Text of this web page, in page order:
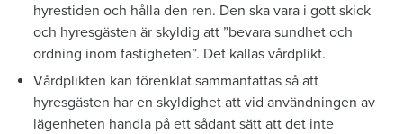
hyrestiden och hålla den ren. Den ska vara i gott skick
och hyresgästen är skyldig att ”bevara sundhet och
ordning inom fastigheten”. Det kallas vårdplikt.
Vårdplikten kan förenklat sammanfattas så att
hyresgästen har en skyldighet att vid användningen av
lägenheten handla på ett sådant sätt att det inte